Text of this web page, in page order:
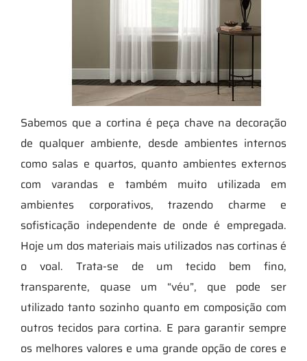
Sabemos que a cortina é peça chave na decoração
de qualquer ambiente, desde ambientes internos
como salas e quartos, quanto ambientes externos
com varandas e também muito utilizada em
ambientes corporativos, trazendo charme e
sofisticação independente de onde é empregada.
Hoje um dos materiais mais utilizados nas cortinas é
o voal. Trata-se de um tecido bem fino,
transparente, quase um “véu”, que pode ser
utilizado tanto sozinho quanto em composição com
outros tecidos para cortina. E para garantir sempre
os melhores valores e uma grande opção de cores e